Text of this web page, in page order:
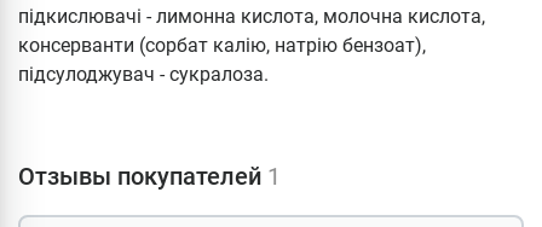
підкислювачі - лимонна кислота, молочна кислота,
консерванти (сорбат калію, натрію бензоат),
підсулоджувач - сукралоза.
Отзывы покупателей 1